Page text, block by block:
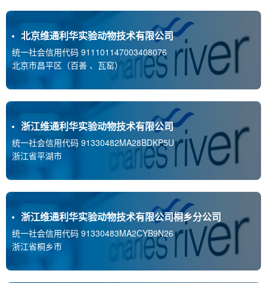
北京维通利华实验动物技术有限公司
统一社会信用代码 911101147003408076
北京市昌平区（百善 、瓦窑）
浙江维通利华实验动物技术有限公司
统一社会信用代码 91330482MA28BDKP5U
浙江省平湖市
浙江维通利华实验动物技术有限公司桐乡分公司
统一社会信用代码 91330483MA2CYB9N26
浙江省桐乡市